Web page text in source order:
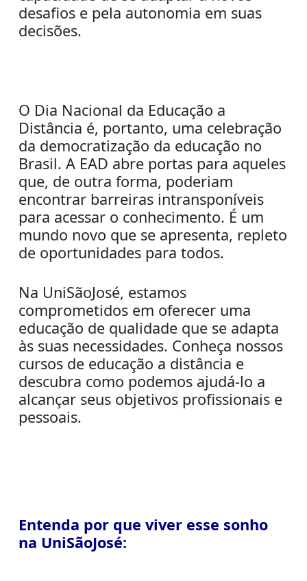
desafios e pela autonomia em suas
decisões.
O Dia Nacional da Educação a
Distância é, portanto, uma celebração
da democratização da educação no
Brasil. A EAD abre portas para aqueles
que, de outra forma, poderiam
encontrar barreiras intransponíveis
para acessar o conhecimento. É um
mundo novo que se apresenta, repleto
de oportunidades para todos.
Na UniSãoJosé, estamos
comprometidos em oferecer uma
educação de qualidade que se adapta
às suas necessidades. Conheça nossos
cursos de educação a distância e
descubra como podemos ajudá-lo a
alcançar seus objetivos profissionais e
pessoais.
Entenda por que viver esse sonho
na UniSãoJosé: